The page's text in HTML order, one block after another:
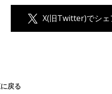
X(旧Twitter)でシェ
戻る